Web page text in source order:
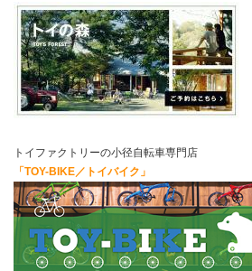
トイファクトリーの小径自転車専門店
「TOY-BIKE／トイバイク」